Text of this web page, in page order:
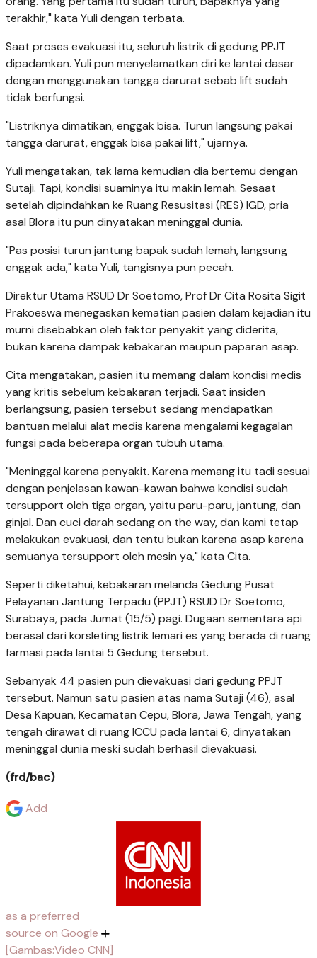
terakhir," kata Yuli dengan terbata.
Saat proses evakuasi itu, seluruh listrik di gedung PPJT
dipadamkan. Yuli pun menyelamatkan diri ke lantai dasar
dengan menggunakan tangga darurat sebab lift sudah
tidak berfungsi.
"Listriknya dimatikan, enggak bisa. Turun langsung pakai
tangga darurat, enggak bisa pakai lift," ujarnya.
Yuli mengatakan, tak lama kemudian dia bertemu dengan
Sutaji. Tapi, kondisi suaminya itu makin lemah. Sesaat
setelah dipindahkan ke Ruang Resusitasi (RES) IGD, pria
asal Blora itu pun dinyatakan meninggal dunia.
"Pas posisi turun jantung bapak sudah lemah, langsung
enggak ada," kata Yuli, tangisnya pun pecah.
Direktur Utama RSUD Dr Soetomo, Prof Dr Cita Rosita Sigit
Prakoeswa menegaskan kematian pasien dalam kejadian itu
murni disebabkan oleh faktor penyakit yang diderita,
bukan karena dampak kebakaran maupun paparan asap.
Cita mengatakan, pasien itu memang dalam kondisi medis
yang kritis sebelum kebakaran terjadi. Saat insiden
berlangsung, pasien tersebut sedang mendapatkan
bantuan melalui alat medis karena mengalami kegagalan
fungsi pada beberapa organ tubuh utama.
"Meninggal karena penyakit. Karena memang itu tadi sesuai
dengan penjelasan kawan-kawan bahwa kondisi sudah
tersupport oleh tiga organ, yaitu paru-paru, jantung, dan
ginjal. Dan cuci darah sedang on the way, dan kami tetap
melakukan evakuasi, dan tentu bukan karena asap karena
semuanya tersupport oleh mesin ya," kata Cita.
Seperti diketahui, kebakaran melanda Gedung Pusat
Pelayanan Jantung Terpadu (PPJT) RSUD Dr Soetomo,
Surabaya, pada Jumat (15/5) pagi. Dugaan sementara api
berasal dari korsleting listrik lemari es yang berada di ruang
farmasi pada lantai 5 Gedung tersebut.
Sebanyak 44 pasien pun dievakuasi dari gedung PPJT
tersebut. Namun satu pasien atas nama Sutaji (46), asal
Desa Kapuan, Kecamatan Cepu, Blora, Jawa Tengah, yang
tengah dirawat di ruang ICCU pada lantai 6, dinyatakan
meninggal dunia meski sudah berhasil dievakuasi.
(frd/bac)
Add
as a preferred
source on Google
[Gambas:Video CNN]